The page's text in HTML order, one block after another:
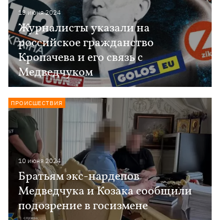
13 июня 2024
Журналисты указали на
российское гражданство
Кропачева и его связь с
Медведчуком
10 июня 2024
Братьям экс-нардепов
Медведчука и Козака сообщили
подозрение в госизмене
ПРОИСШЕСТВИЯ